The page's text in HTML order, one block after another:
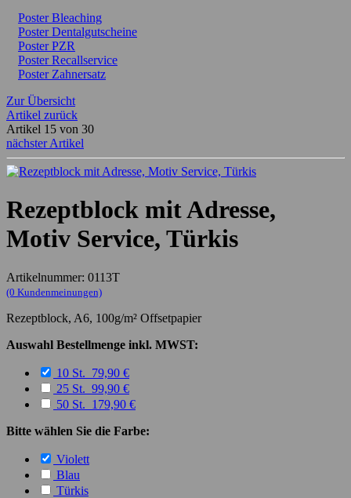
Poster Bleaching
Poster Dentalgutscheine
Poster PZR
Poster Recallservice
Poster Zahnersatz
Zur Übersicht
Artikel zurück
Artikel 15 von 30
nächster Artikel
Rezeptblock mit Adresse,
Motiv Service, Türkis
Artikelnummer: 0113T
(0 Kundenmeinungen)
Rezeptblock, A6, 100g/m² Offsetpapier
Auswahl Bestellmenge inkl. MWST:
10 St. 79,90 €
25 St. 99,90 €
50 St. 179,90 €
Bitte wählen Sie die Farbe:
Violett
Blau
Türkis